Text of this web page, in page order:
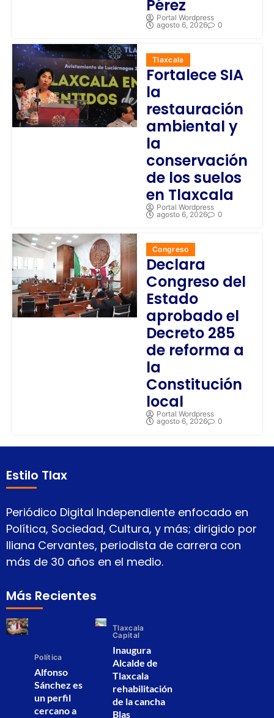
Pérez
Portal Wordpress
agosto 6, 2026
0
Tlaxcala
Fortalece SIA
la
restauración
ambiental y
la
conservación
de los suelos
en Tlaxcala
Portal Wordpress
agosto 6, 2026
0
Congreso
Declara
Congreso del
Estado
aprobado el
Decreto 285
de reforma a
la
Constitución
local
Portal Wordpress
agosto 6, 2026
0
Estilo Tlax
Periódico Digital Independiente enfocado en
Política, Sociedad, Cultura, y más; dirigido por
Iliana Cervantes, periodista de carrera con
más de 30 años en el medio.
Más Recientes
Política
Alfonso
Sánchez es
un perfil
cercano a
Tlaxcala
Capital
Inaugura
Alcalde de
Tlaxcala
rehabilitación
de la cancha
Blas